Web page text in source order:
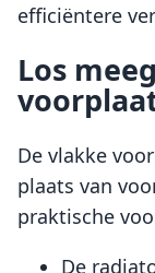
efficiëntere
Los
De vlakke
plaats van
praktische
De